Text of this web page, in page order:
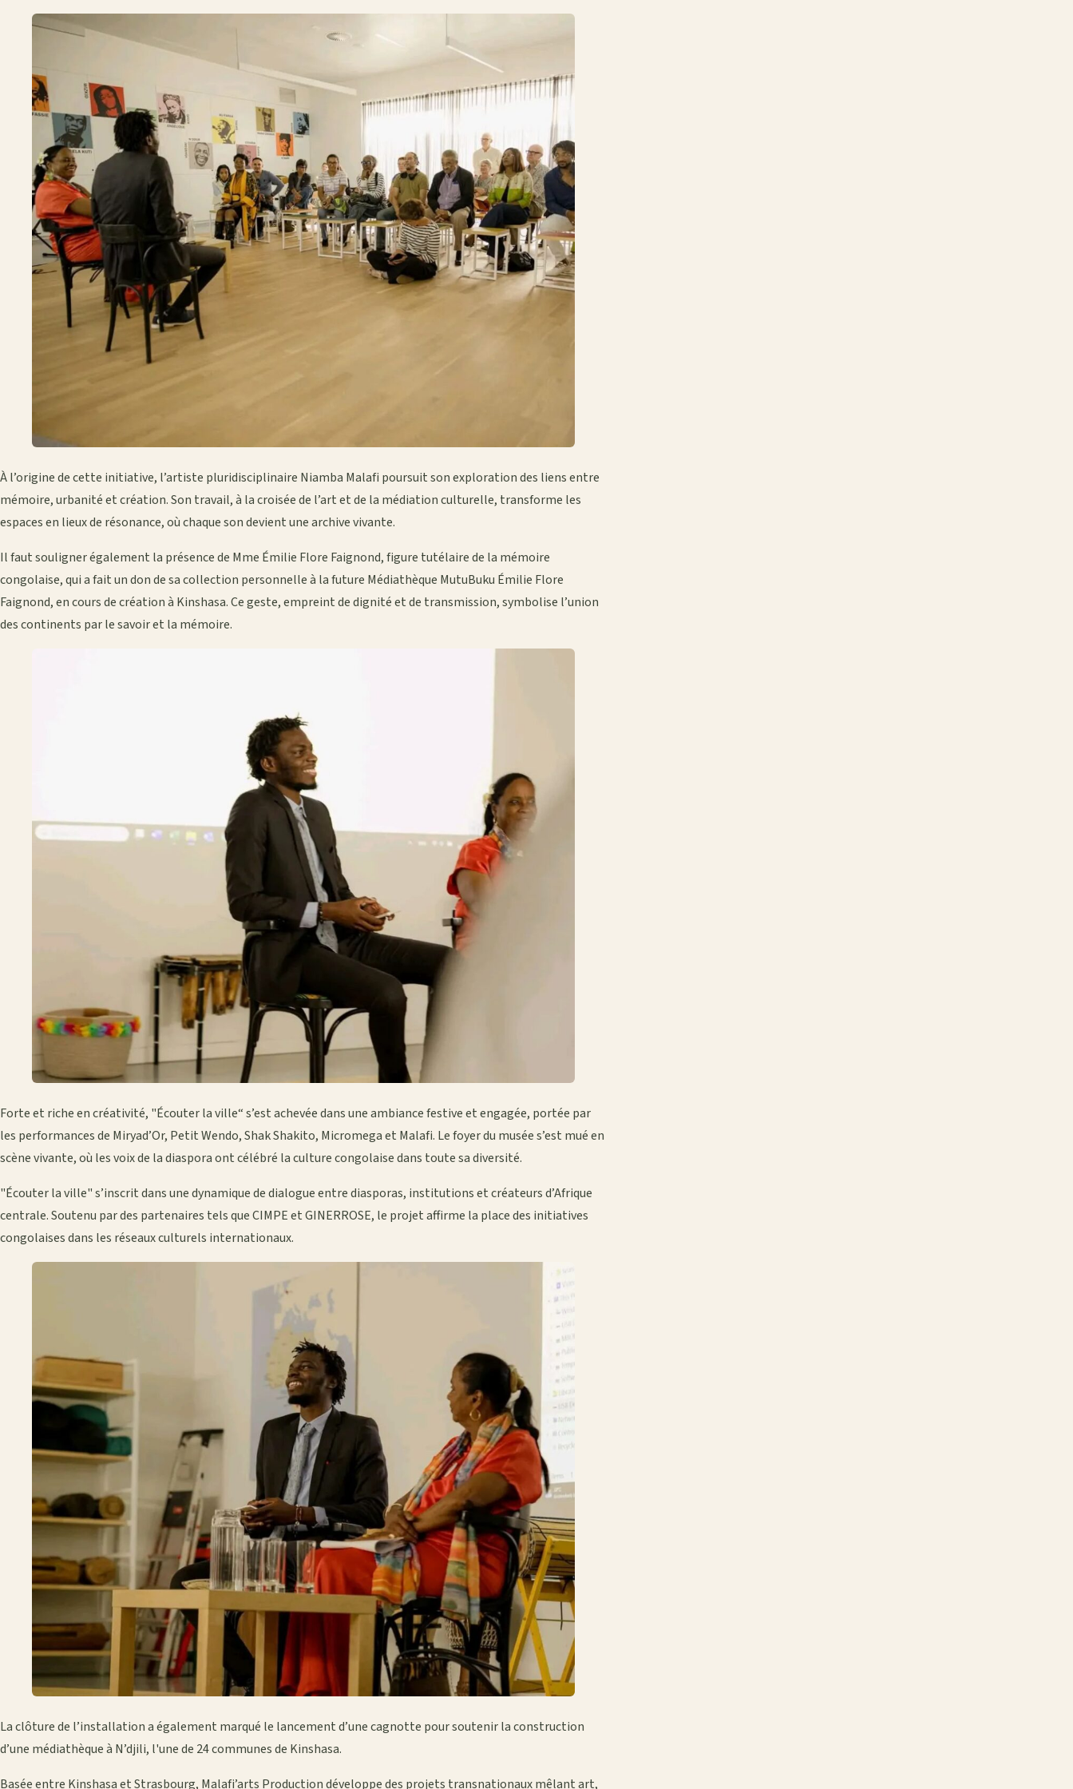
À l’origine de cette initiative, l’artiste pluridisciplinaire Niamba Malafi poursuit son exploration des liens entre
mémoire, urbanité et création. Son travail, à la croisée de l’art et de la médiation culturelle, transforme les
espaces en lieux de résonance, où chaque son devient une archive vivante.
Il faut souligner également la présence de Mme Émilie Flore Faignond, figure tutélaire de la mémoire
congolaise, qui a fait un don de sa collection personnelle à la future Médiathèque MutuBuku Émilie Flore
Faignond, en cours de création à Kinshasa. Ce geste, empreint de dignité et de transmission, symbolise l’union
des continents par le savoir et la mémoire.
Forte et riche en créativité, "Écouter la ville“ s’est achevée dans une ambiance festive et engagée, portée par
les performances de Miryad’Or, Petit Wendo, Shak Shakito, Micromega et Malafi. Le foyer du musée s’est mué en
scène vivante, où les voix de la diaspora ont célébré la culture congolaise dans toute sa diversité.
"Écouter la ville" s’inscrit dans une dynamique de dialogue entre diasporas, institutions et créateurs d’Afrique
centrale. Soutenu par des partenaires tels que CIMPE et GINERROSE, le projet affirme la place des initiatives
congolaises dans les réseaux culturels internationaux.
La clôture de l’installation a également marqué le lancement d’une cagnotte pour soutenir la construction
d’une médiathèque à N’djili, l'une de 24 communes de Kinshasa.
Basée entre Kinshasa et Strasbourg, Malafi’arts Production développe des projets transnationaux mêlant art,